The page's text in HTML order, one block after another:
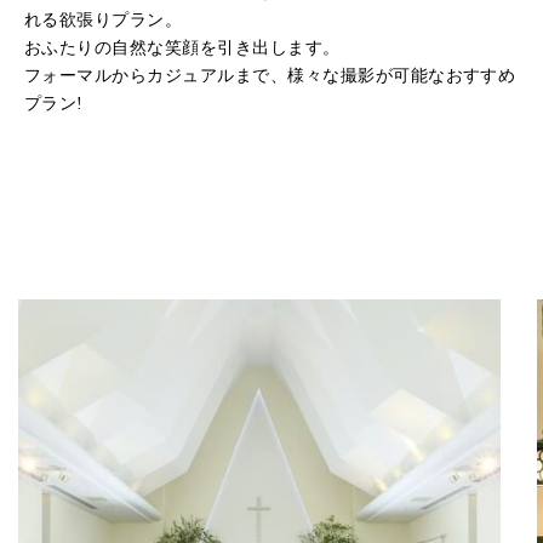
れる欲張りプラン。
おふたりの自然な笑顔を引き出します。
フォーマルからカジュアルまで、様々な撮影が可能なおすすめ
プラン!